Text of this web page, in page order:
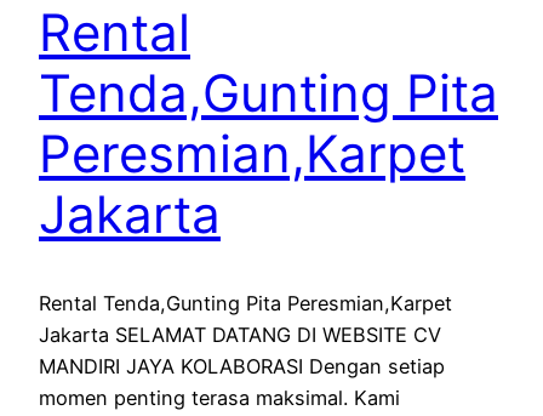
Rental
Tenda,Gunting Pita
Peresmian,Karpet
Jakarta
Rental Tenda,Gunting Pita Peresmian,Karpet
Jakarta SELAMAT DATANG DI WEBSITE CV
MANDIRI JAYA KOLABORASI Dengan setiap
momen penting terasa maksimal. Kami